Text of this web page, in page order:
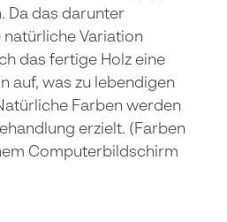
Da das darunter
natürliche Variation
das fertige Holz eine
auf, was zu lebendigen
Farben werden
erzielt. (Farben
Computerbildschirm